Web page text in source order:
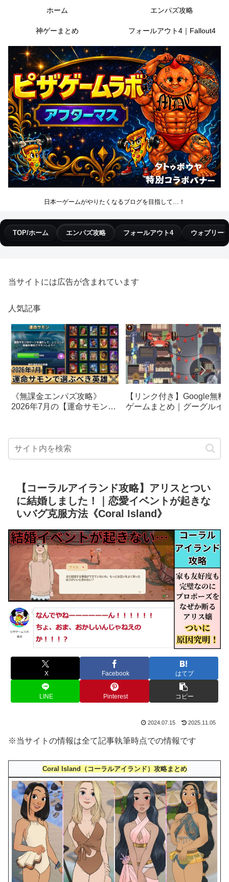
日本一ゲームがやりたくなるブログを目指して…！
ホーム エンパズ攻略
神ゲーまとめ フォールアウト4｜Fallout4
TOP/ホーム エンパズ攻略 フォールアウト4 ウォブリー
当サイトには広告が含まれています
人気記事
《無課金エンパズ攻略》
2026年7月の【運命サモン】
【リンク付き】Google無料
ゲームまとめ｜グーグルイ
クetc…
【コーラルアイランド攻略】アリスとつい
に結婚しました！｜恋愛イベントが起きな
いバグ克服方法《Coral Island》
X Facebook はてブ
LINE Pinterest コピー
2024.07.15 2025.11.05
※当サイトの情報は全て記事執筆時点での情報です
Coral Island（コーラルアイランド）攻略まとめ